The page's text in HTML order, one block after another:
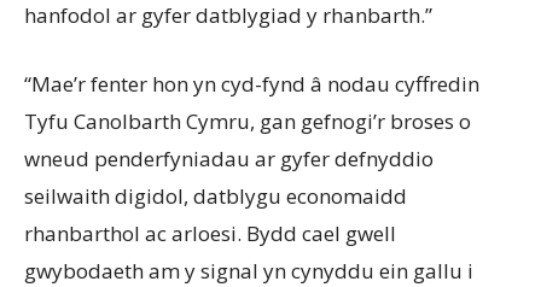
hanfodol ar gyfer datblygiad y rhanbarth.”
“Mae’r fenter hon yn cyd-fynd â nodau cyffredin
Tyfu Canolbarth Cymru, gan gefnogi’r broses o
wneud penderfyniadau ar gyfer defnyddio
seilwaith digidol, datblygu economaidd
rhanbarthol ac arloesi. Bydd cael gwell
gwybodaeth am y signal yn cynyddu ein gallu i